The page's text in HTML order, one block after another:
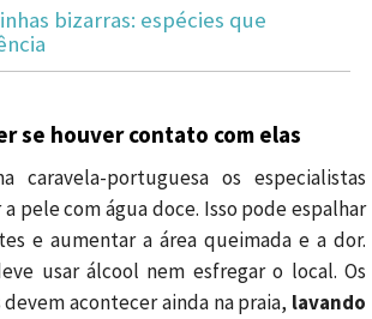
bizarras: espécies que
se houver contato com elas
caravela-portuguesa os especialistas
pele com água doce. Isso pode espalhar
e aumentar a área queimada e a dor.
usar álcool nem esfregar o local. Os
acontecer ainda na praia, lavando